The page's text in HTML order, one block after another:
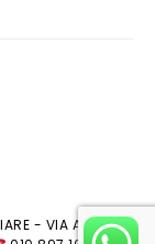
- VIA ALLA